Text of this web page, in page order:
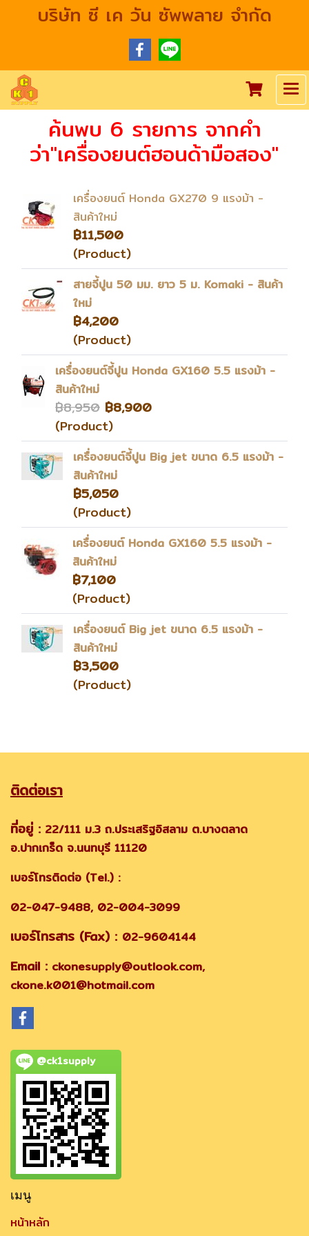
บริษัท ซี เค วัน ซัพพลาย จำกัด
ค้นพบ 6 รายการ จากคำ
ว่า"เครื่องยนต์ฮอนด้ามือสอง"
เครื่องยนต์ Honda GX270 9 แรงม้า -
สินค้าใหม่
฿11,500
(Product)
สายจี้ปูน 50 มม. ยาว 5 ม. Komaki - สินค้า
ใหม่
฿4,200
(Product)
เครื่องยนต์จี้ปูน Honda GX160 5.5 แรงม้า -
สินค้าใหม่
฿8,950 ฿8,900
(Product)
เครื่องยนต์จี้ปูน Big jet ขนาด 6.5 แรงม้า -
สินค้าใหม่
฿5,050
(Product)
เครื่องยนต์ Honda GX160 5.5 แรงม้า -
สินค้าใหม่
฿7,100
(Product)
เครื่องยนต์ Big jet ขนาด 6.5 แรงม้า -
สินค้าใหม่
฿3,500
(Product)
ติดต่อเรา
ที่อยู่ : 22/111 ม.3 ถ.ประเสริฐอิสลาม ต.บางตลาด
อ.ปากเกร็ด จ.นนทบุรี 11120
เบอร์โทรติดต่อ (Tel.) :
02-047-9488, 02-004-3099
เบอร์โทรสาร (Fax) : 02-9604144
Email : ckonesupply@outlook.com,
ckone.k001@hotmail.com
@ck1supply
เมนู
หน้าหลัก